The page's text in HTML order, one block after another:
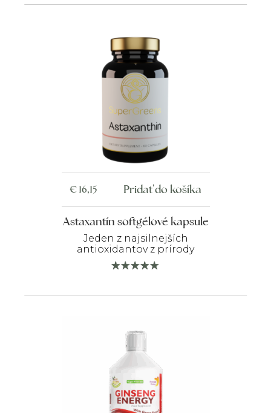
Astaxantín softgélové kapsule
Jeden z najsilnejších
antioxidantov z prírody
€16,15 Pridať do košíka